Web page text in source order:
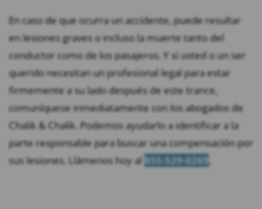
En caso de que ocurra un accidente, puede resultar
en lesiones graves o incluso la muerte tanto del
conductor como de los pasajeros. Y si usted o un ser
querido necesitan un profesional legal para estar
firmemente a su lado después de este trance,
comuníquese inmediatamente con los abogados de
Chalik & Chalik. Podemos ayudarlo a identificar a la
parte responsable para buscar una compensación por
sus lesiones. Llámenos hoy al 855-529-0269.